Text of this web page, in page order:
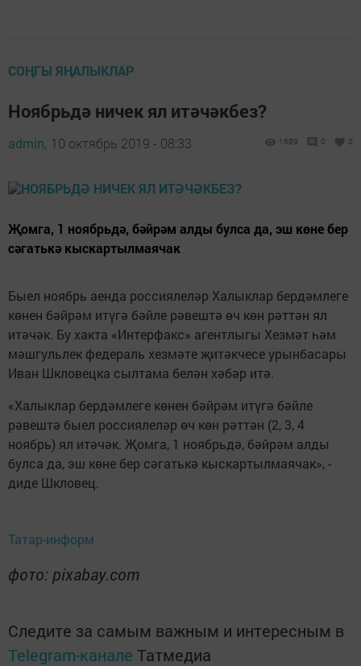
СОҢГЫ ЯҢАЛЫКЛАР
Ноябрьдә ничек ял итәчәкбез?
admin, 10 октябрь 2019 - 08:33 1689 0 0
Җомга, 1 ноябрьдә, бәйрәм алды булса да, эш көне бер
сәгатькә кыскартылмаячак
Быел ноябрь аенда россиялеләр Халыклар бердәмлеге
көнен бәйрәм итүгә бәйле рәвештә өч көн рәттән ял
итәчәк. Бу хакта «Интерфакс» агентлыгы Хезмәт һәм
мәшгульлек федераль хезмәте җитәкчесе урынбасары
Иван Шкловецка сылтама белән хәбәр итә.
«Халыклар бердәмлеге көнен бәйрәм итүгә бәйле
рәвештә быел россиялеләр өч көн рәттән (2, 3, 4
ноябрь) ял итәчәк. Җомга, 1 ноябрьдә, бәйрәм алды
булса да, эш көне бер сәгатькә кыскартылмаячак», -
диде Шкловец.
Татар-информ
фото: pixabay.com
Следите за самым важным и интересным в
Telegram-канале Татмедиа